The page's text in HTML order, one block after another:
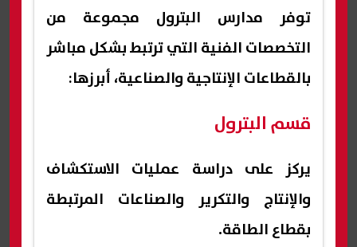
توفر مدارس البترول مجموعة من
التخصصات الفنية التي ترتبط بشكل مباشر
بالقطاعات الإنتاجية والصناعية، أبرزها:
قسم البترول
يركز على دراسة عمليات الاستكشاف
والإنتاج والتكرير والصناعات المرتبطة
بقطاع الطاقة.